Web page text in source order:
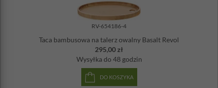
RV-654186-4
Taca bambusowa na talerz owalny Basalt Revol
295,00 zł
Wysyłka do 48 godzin
DO KOSZYKA